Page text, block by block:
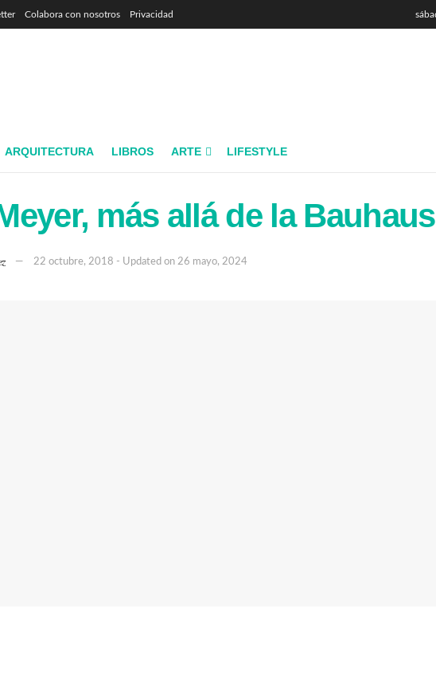
Colabora con nosotros Privacidad
ARQUITECTURA LIBROS ARTE LIFESTYLE
más allá de la Bauhaus
22 octubre, 2018 - Updated on 26 mayo, 2024